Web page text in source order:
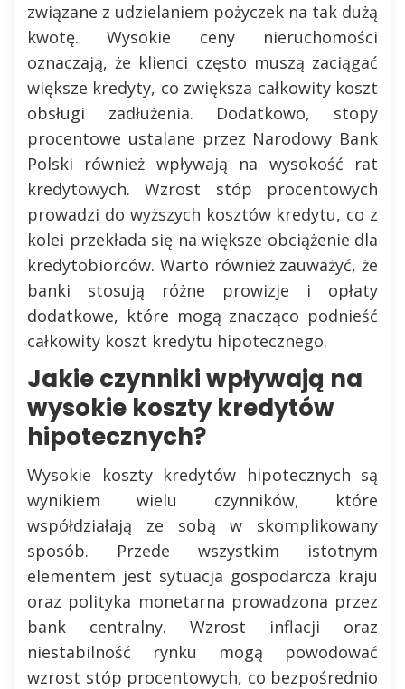
związane z udzielaniem pożyczek na tak dużą
kwotę. Wysokie ceny nieruchomości
oznaczają, że klienci często muszą zaciągać
większe kredyty, co zwiększa całkowity koszt
obsługi zadłużenia. Dodatkowo, stopy
procentowe ustalane przez Narodowy Bank
Polski również wpływają na wysokość rat
kredytowych. Wzrost stóp procentowych
prowadzi do wyższych kosztów kredytu, co z
kolei przekłada się na większe obciążenie dla
kredytobiorców. Warto również zauważyć, że
banki stosują różne prowizje i opłaty
dodatkowe, które mogą znacząco podnieść
całkowity koszt kredytu hipotecznego.
Jakie czynniki wpływają na
wysokie koszty kredytów
hipotecznych?
Wysokie koszty kredytów hipotecznych są
wynikiem wielu czynników, które
współdziałają ze sobą w skomplikowany
sposób. Przede wszystkim istotnym
elementem jest sytuacja gospodarcza kraju
oraz polityka monetarna prowadzona przez
bank centralny. Wzrost inflacji oraz
niestabilność rynku mogą powodować
wzrost stóp procentowych, co bezpośrednio